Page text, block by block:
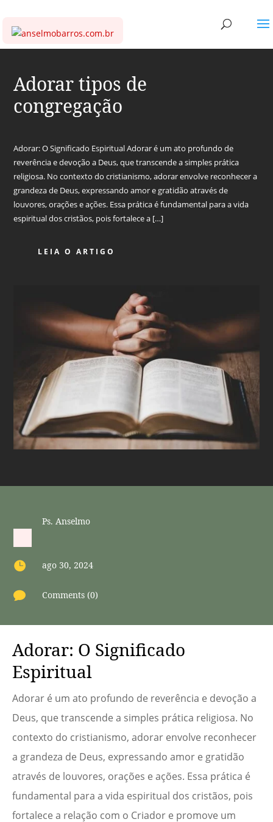
Adorar tipos de
congregação
Adorar: O Significado Espiritual Adorar é um ato profundo de
reverência e devoção a Deus, que transcende a simples prática
religiosa. No contexto do cristianismo, adorar envolve reconhecer a
grandeza de Deus, expressando amor e gratidão através de
louvores, orações e ações. Essa prática é fundamental para a vida
espiritual dos cristãos, pois fortalece a […]
LEIA O ARTIGO
Ps. Anselmo
 ago 30, 2024
 Comments (0)
Adorar: O Significado
Espiritual
Adorar é um ato profundo de reverência e devoção a
Deus, que transcende a simples prática religiosa. No
contexto do cristianismo, adorar envolve reconhecer
a grandeza de Deus, expressando amor e gratidão
através de louvores, orações e ações. Essa prática é
fundamental para a vida espiritual dos cristãos, pois
fortalece a relação com o Criador e promove um